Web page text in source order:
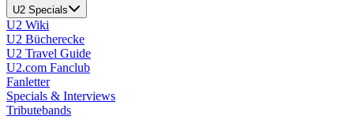
U2 Specials
U2 Wiki
U2 Bücherecke
U2 Travel Guide
U2.com Fanclub
Fanletter
Specials & Interviews
Tributebands